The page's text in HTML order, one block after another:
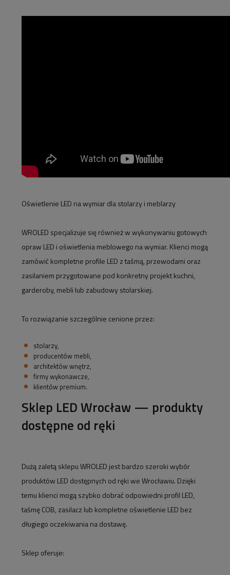
Oświetlenie LED na wymiar dla stolarzy i meblarzy
WROLED specjalizuje się również w wykonywaniu gotowych
opraw LED i oświetlenia meblowego na wymiar. Klienci mogą
zamówić kompletne profile LED z taśmą, przewodami oraz
zasilaniem przygotowane pod konkretny projekt kuchni,
garderoby, mebli lub zabudowy stolarskiej.
To rozwiązanie szczególnie cenione przez:
stolarzy,
producentów mebli,
architektów wnętrz,
firmy wykonawcze,
klientów premium.
Sklep LED Wrocław — produkty
dostępne od ręki
Dużą zaletą sklepu WROLED jest bardzo szeroki wybór
produktów LED dostępnych od ręki we Wrocławiu. Dzięki
temu klienci mogą szybko dobrać odpowiedni profil LED,
taśmę COB, zasilacz lub kompletne oświetlenie LED bez
długiego oczekiwania na dostawę.
Sklep oferuje: